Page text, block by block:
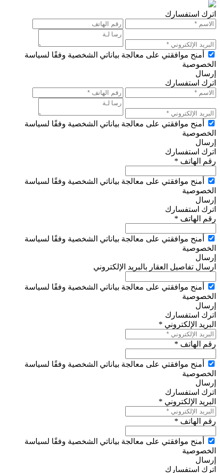
اترك استفسارك
أمنح موافقتي على معالجة بياناتي الشخصية وفقًا لسياسة
الخصوصية
إرسال
اترك استفسارك
أمنح موافقتي على معالجة بياناتي الشخصية وفقًا لسياسة
الخصوصية
إرسال
اترك استفسارك
رقم الهاتف *
أمنح موافقتي على معالجة بياناتي الشخصية وفقًا لسياسة
الخصوصية
إرسال
اترك استفسارك
رقم الهاتف *
أمنح موافقتي على معالجة بياناتي الشخصية وفقًا لسياسة
الخصوصية
إرسال
ارسال تفاصيل العقار بالبريد الإلكتروني
أمنح موافقتي على معالجة بياناتي الشخصية وفقًا لسياسة
الخصوصية
إرسال
اترك استفسارك
البريد الإلكتروني *
رقم الهاتف *
أمنح موافقتي على معالجة بياناتي الشخصية وفقًا لسياسة
الخصوصية
إرسال
اترك استفسارك
البريد الإلكتروني *
رقم الهاتف *
أمنح موافقتي على معالجة بياناتي الشخصية وفقًا لسياسة
الخصوصية
إرسال
اترك استفسارك